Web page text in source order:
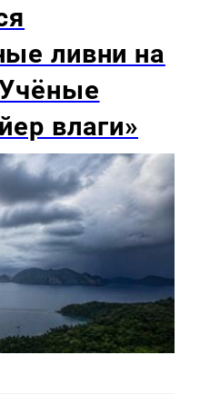
ливни на
влаги»